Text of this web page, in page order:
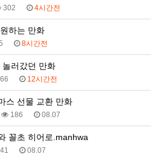
302 4시간전
하는 만화
8시간전
러갔던 만화
12시간전
스 선물 교환 만화
186 08.07
꼴초 히어로.manhwa
08.07